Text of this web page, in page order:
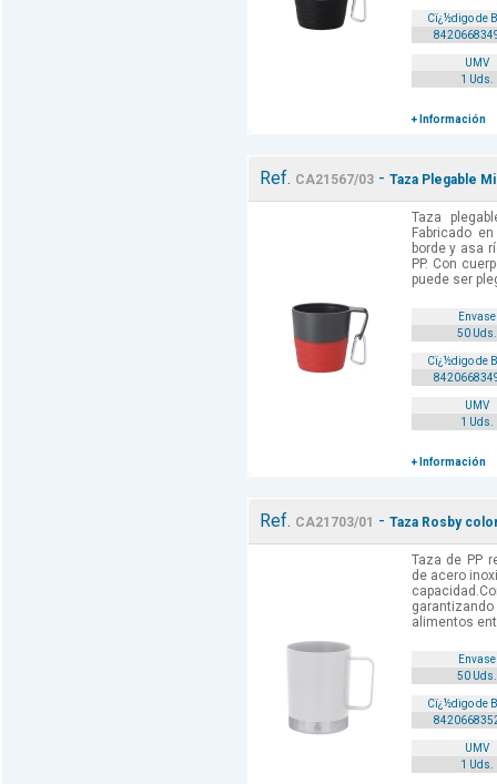
Cï¿½digo de
UMV
1 Uds.
+ Información
Ref. CA21567/03- Taza Plegable
Taza
Fabricado
borde y asa
PP. Con
puede ser
Envase
50 Uds.
Cï¿½digo de
UMV
1 Uds.
+ Información
Ref. CA21703/01 - Taza Rosby
Taza de PP
de acero
alimentos
Envase
50 Uds.
Cï¿½digo de
UMV
1 Uds.